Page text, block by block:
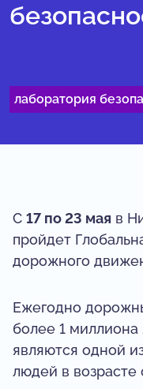
лаборатория
С 17 по 23 мая в
пройдет
дорожного
Ежегодно
более 1
являются одной
людей в возрасте